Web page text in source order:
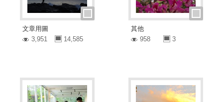
文章用圖
3,951
14,585
其他
958
3